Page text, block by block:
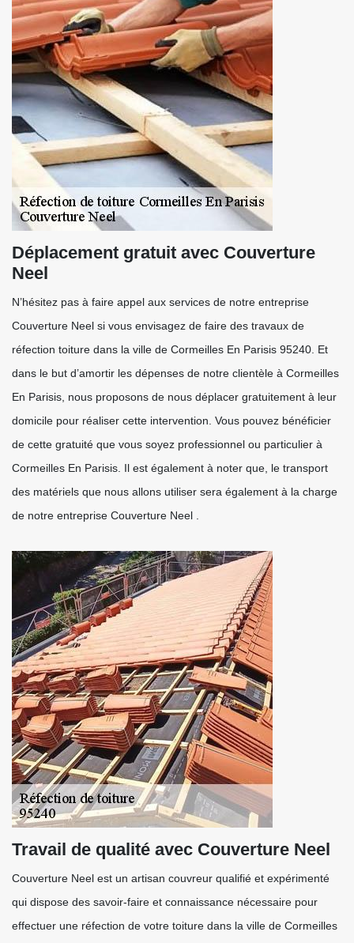
Déplacement gratuit avec Couverture
Neel
N’hésitez pas à faire appel aux services de notre entreprise
Couverture Neel si vous envisagez de faire des travaux de
réfection toiture dans la ville de Cormeilles En Parisis 95240. Et
dans le but d’amortir les dépenses de notre clientèle à Cormeilles
En Parisis, nous proposons de nous déplacer gratuitement à leur
domicile pour réaliser cette intervention. Vous pouvez bénéficier
de cette gratuité que vous soyez professionnel ou particulier à
Cormeilles En Parisis. Il est également à noter que, le transport
des matériels que nous allons utiliser sera également à la charge
de notre entreprise Couverture Neel .
Travail de qualité avec Couverture Neel
Couverture Neel est un artisan couvreur qualifié et expérimenté
qui dispose des savoir-faire et connaissance nécessaire pour
effectuer une réfection de votre toiture dans la ville de Cormeilles